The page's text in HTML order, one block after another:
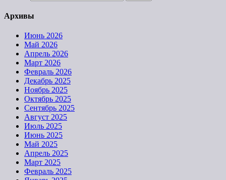
Архивы
Июнь 2026
Май 2026
Апрель 2026
Март 2026
Февраль 2026
Декабрь 2025
Ноябрь 2025
Октябрь 2025
Сентябрь 2025
Август 2025
Июль 2025
Июнь 2025
Май 2025
Апрель 2025
Март 2025
Февраль 2025